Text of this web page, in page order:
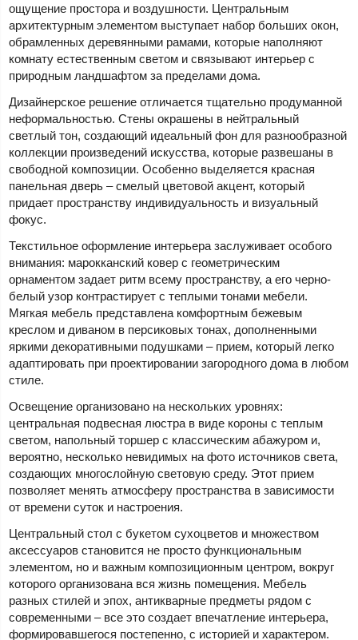
ощущение простора и воздушности. Центральным
архитектурным элементом выступает набор больших окон,
обрамленных деревянными рамами, которые наполняют
комнату естественным светом и связывают интерьер с
природным ландшафтом за пределами дома.
Дизайнерское решение отличается тщательно продуманной
неформальностью. Стены окрашены в нейтральный
светлый тон, создающий идеальный фон для разнообразной
коллекции произведений искусства, которые развешаны в
свободной композиции. Особенно выделяется красная
панельная дверь – смелый цветовой акцент, который
придает пространству индивидуальность и визуальный
фокус.
Текстильное оформление интерьера заслуживает особого
внимания: марокканский ковер с геометрическим
орнаментом задает ритм всему пространству, а его черно-
белый узор контрастирует с теплыми тонами мебели.
Мягкая мебель представлена комфортным бежевым
креслом и диваном в персиковых тонах, дополненными
яркими декоративными подушками – прием, который легко
адаптировать при проектировании загородного дома в любом
стиле.
Освещение организовано на нескольких уровнях:
центральная подвесная люстра в виде короны с теплым
светом, напольный торшер с классическим абажуром и,
вероятно, несколько невидимых на фото источников света,
создающих многослойную световую среду. Этот прием
позволяет менять атмосферу пространства в зависимости
от времени суток и настроения.
Центральный стол с букетом сухоцветов и множеством
аксессуаров становится не просто функциональным
элементом, но и важным композиционным центром, вокруг
которого организована вся жизнь помещения. Мебель
разных стилей и эпох, антикварные предметы рядом с
современными – все это создает впечатление интерьера,
формировавшегося постепенно, с историей и характером.